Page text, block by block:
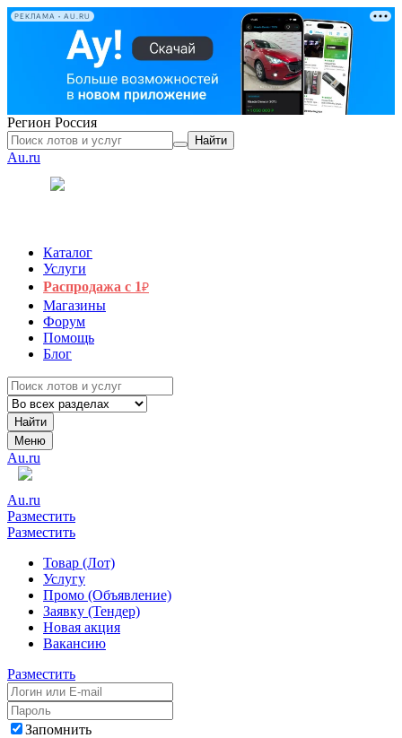
РЕКЛАМА • AU.RU
Регион Россия
Найти
Au.ru
Каталог
Услуги
Распродажа с 1₽
Магазины
Форум
Помощь
Блог
Найти
Меню
Au.ru
Au.ru
Разместить
Разместить
Товар (Лот)
Услугу
Промо (Объявление)
Заявку (Тендер)
Новая акция
Вакансию
Разместить
Запомнить